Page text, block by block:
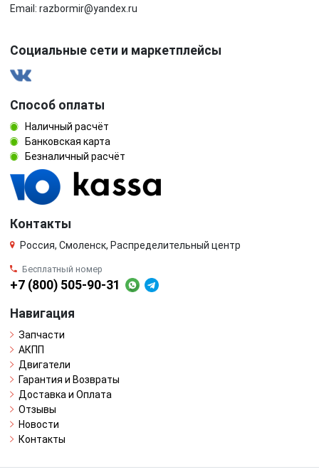
Email: razbormir@yandex.ru
Социальные сети и маркетплейсы
Способ оплаты
Наличный расчёт
Банковская карта
Безналичный расчёт
Контакты
Россия, Смоленск, Распределительный центр
Бесплатный номер
+7 (800) 505-90-31
Навигация
Запчасти
АКПП
Двигатели
Гарантия и Возвраты
Доставка и Оплата
Отзывы
Новости
Контакты